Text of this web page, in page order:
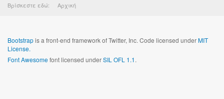
Βρίσκεστε εδώ: Αρχική
Bootstrapis a front-end framework of Twitter, Inc. Code licensed underMIT
License.
Font Awesomefont licensed underSIL OFL 1.1.